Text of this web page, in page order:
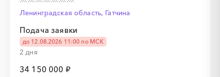
Ленинградская область, Гатчина
Подача заявки
до 12.08.2026 11:00 по МСК
2 дня
34 150 000 ₽